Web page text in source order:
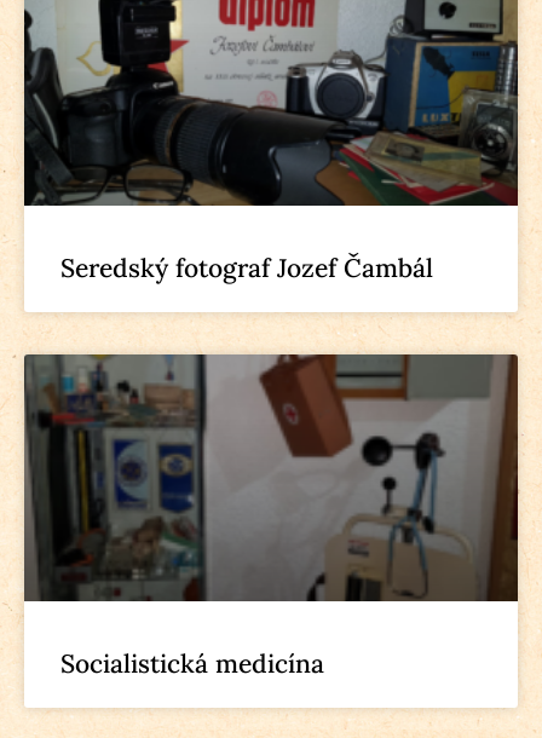
Seredský fotograf Jozef Čambál
Socialistická medicína